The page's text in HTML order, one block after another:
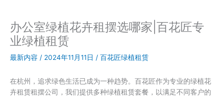
办公室绿植花卉租摆选哪家|百花匠专
业绿植租赁
最新内容 / 2024年11月11日 / 百花匠绿植租赁
在杭州，追求绿色生活已成为一种趋势。百花匠作为专业的绿植花
卉租赁租摆公司，我们提供多种绿植租赁套餐，以满足不同客户的